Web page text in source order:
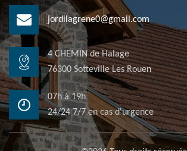
jordilagrene0@gmail.com
4 CHEMIN de Halage
76300 Sotteville Les Rouen
07h à 19h
24/24 7/7 en cas d'urgence